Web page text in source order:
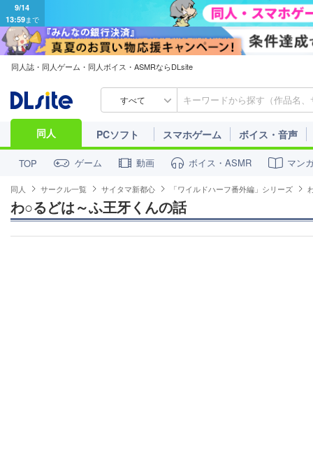
同人誌・同人ゲーム・同人ボイス・ASMRならDLsite
すべて
同人 PCソフト スマホゲーム ボイス・音声
TOP ゲーム 動画 ボイス・ASMR マン
同人 サークル一覧 サイタマ新都心 「ワイルドハーフ番外編」シリーズ
わ○るどは～ふ王牙くんの話